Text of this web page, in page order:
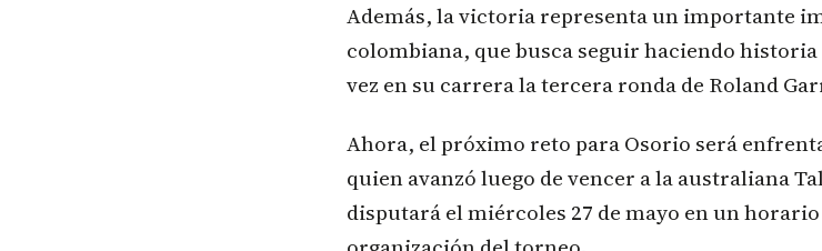
Además, la victoria representa un importante
colombiana, que busca seguir haciendo
vez en su carrera la tercera ronda de Roland
Ahora, el próximo reto para Osorio será
quien avanzó luego de vencer a la australiana
disputará el miércoles 27 de mayo en un